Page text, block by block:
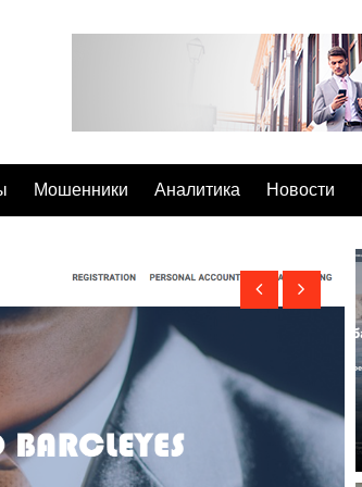
Мошенники Аналитика Новости